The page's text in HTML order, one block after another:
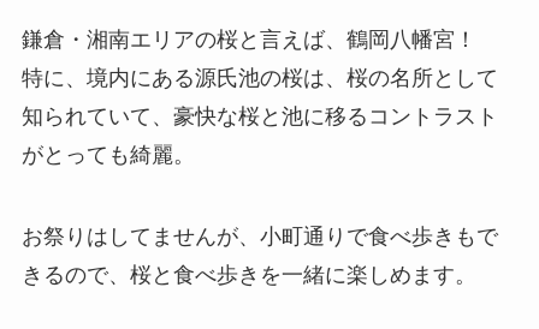
鎌倉・湘南エリアの桜と言えば、鶴岡八幡宮！
特に、境内にある源氏池の桜は、桜の名所として
知られていて、豪快な桜と池に移るコントラスト
がとっても綺麗。
お祭りはしてませんが、小町通りで食べ歩きもで
きるので、桜と食べ歩きを一緒に楽しめます。